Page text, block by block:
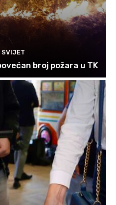
SVIJET
broj požara u TK